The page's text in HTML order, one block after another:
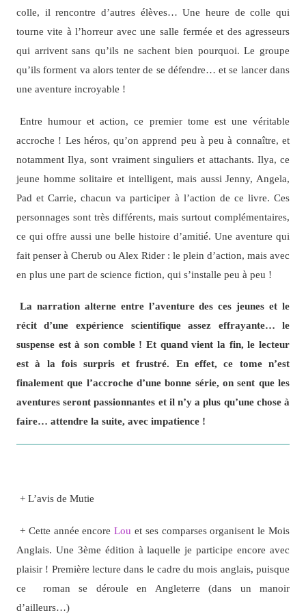
colle, il rencontre d’autres élèves… Une heure de colle qui
tourne vite à l’horreur avec une salle fermée et des agresseurs
qui arrivent sans qu’ils ne sachent bien pourquoi. Le groupe
qu’ils forment va alors tenter de se défendre… et se lancer dans
une aventure incroyable !
Entre humour et action, ce premier tome est une véritable
accroche ! Les héros, qu’on apprend peu à peu à connaître, et
notamment Ilya, sont vraiment singuliers et attachants. Ilya, ce
jeune homme solitaire et intelligent, mais aussi Jenny, Angela,
Pad et Carrie, chacun va participer à l’action de ce livre. Ces
personnages sont très différents, mais surtout complémentaires,
ce qui offre aussi une belle histoire d’amitié. Une aventure qui
fait penser à Cherub ou Alex Rider : le plein d’action, mais avec
en plus une part de science fiction, qui s’installe peu à peu !
La narration alterne entre l’aventure des ces jeunes et le
récit d’une expérience scientifique assez effrayante… le
suspense est à son comble ! Et quand vient la fin, le lecteur
est à la fois surpris et frustré. En effet, ce tome n’est
finalement que l’accroche d’une bonne série, on sent que les
aventures seront passionnantes et il n’y a plus qu’une chose à
faire… attendre la suite, avec impatience !
+ L’avis de Mutie
+ Cette année encoreLou et ses comparses organisent le Mois
Anglais. Une 3ème édition à laquelle je participe encore avec
plaisir ! Première lecture dans le cadre du mois anglais, puisque
ce roman se déroule en Angleterre (dans un manoir
d’ailleurs…)